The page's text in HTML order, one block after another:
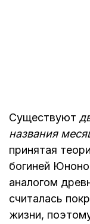
Существуют
названия
принятая
богиней
аналогом
считалась
жизни,